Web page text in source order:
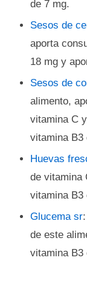
de 7 mg.
Sesos de
aporta
18 mg y
Sesos de
alimento,
vitamina C
vitamina B3
Huevas
de vitamina
vitamina B3
Glucema sr
de este
vitamina B3